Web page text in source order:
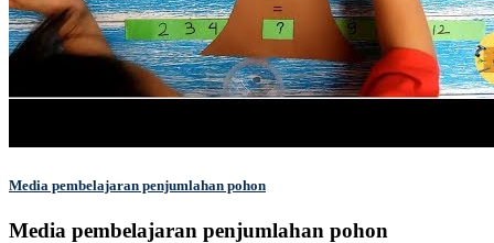
Media pembelajaran penjumlahan pohon
Media pembelajaran penjumlahan pohon